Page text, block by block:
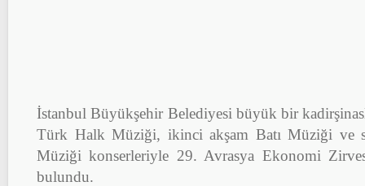
İstanbul Büyükşehir Belediyesi büyük bir
Türk Halk Müziği, ikinci akşam Batı Müziği ve
Müziği konserleriyle 29. Avrasya Ekonomi
bulundu.